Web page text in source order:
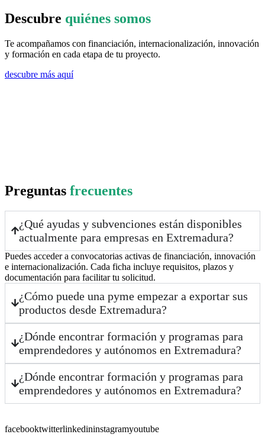
Descubre quiénes somos
Te acompañamos con financiación, internacionalización, innovación
y formación en cada etapa de tu proyecto.
descubre más aquí
Preguntas frecuentes
¿Qué ayudas y subvenciones están disponibles
actualmente para empresas en Extremadura?
Puedes acceder a convocatorias activas de financiación, innovación
e internacionalización. Cada ficha incluye requisitos, plazos y
documentación para facilitar tu solicitud.
¿Cómo puede una pyme empezar a exportar sus
productos desde Extremadura?
¿Dónde encontrar formación y programas para
emprendedores y autónomos en Extremadura?
¿Dónde encontrar formación y programas para
emprendedores y autónomos en Extremadura?
facebooktwitterlinkedininstagramyoutube